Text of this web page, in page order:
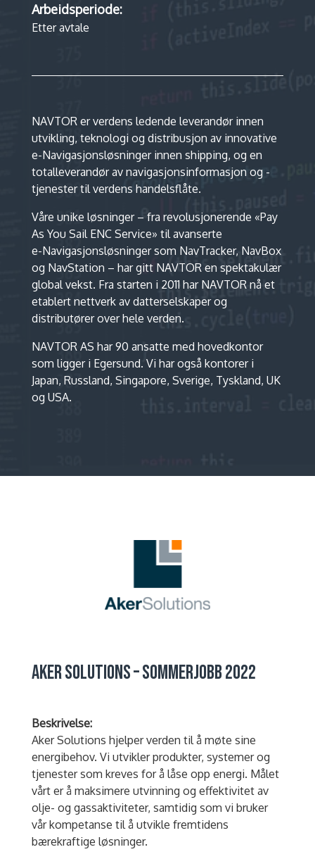
Arbeidsperiode:
Etter avtale
NAVTOR er verdens ledende leverandør innen
utvikling, teknologi og distribusjon av innovative
e-Navigasjonsløsninger innen shipping, og en
totalleverandør av navigasjonsinformasjon og -
tjenester til verdens handelsflåte.
Våre unike løsninger – fra revolusjonerende «Pay
As You Sail ENC Service» til avanserte
e-Navigasjonsløsninger som NavTracker, NavBox
og NavStation – har gitt NAVTOR en spektakulær
global vekst. Fra starten i 2011 har NAVTOR nå et
etablert nettverk av datterselskaper og
distributører over hele verden.
NAVTOR AS har 90 ansatte med hovedkontor
som ligger i Egersund. Vi har også kontorer i
Japan, Russland, Singapore, Sverige, Tyskland, UK
og USA.
AKER SOLUTIONS – SOMMERJOBB 2022
Beskrivelse:
Aker Solutions hjelper verden til å møte sine
energibehov. Vi utvikler produkter, systemer og
tjenester som kreves for å låse opp energi. Målet
vårt er å maksimere utvinning og effektivitet av
olje- og gassaktiviteter, samtidig som vi bruker
vår kompetanse til å utvikle fremtidens
bærekraftige løsninger.